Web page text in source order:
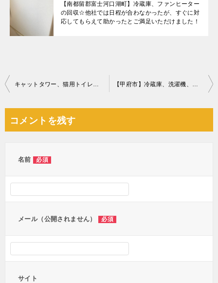
【南都留郡富士河口湖町】冷蔵庫、ファンヒーター
の回収☆他社では日程が合わなかったが、すぐに対
応してもらえて助かったとご満足いただけました！
投
ビ
キャットタワー、猫用トイレ、猫用ゲージ等の回収・処分ご依頼 【甲府市】冷蔵庫、洗濯機、シングルベッド、ベッドマットレスの回収
コメントを残す
名前 必須
メール（公開されません） 必須
サイト